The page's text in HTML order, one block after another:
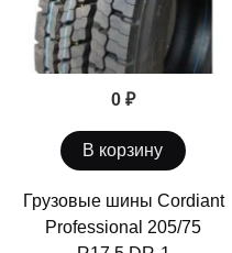
0 ₽
В корзину
Грузовые шины Cordiant
Professional 205/75